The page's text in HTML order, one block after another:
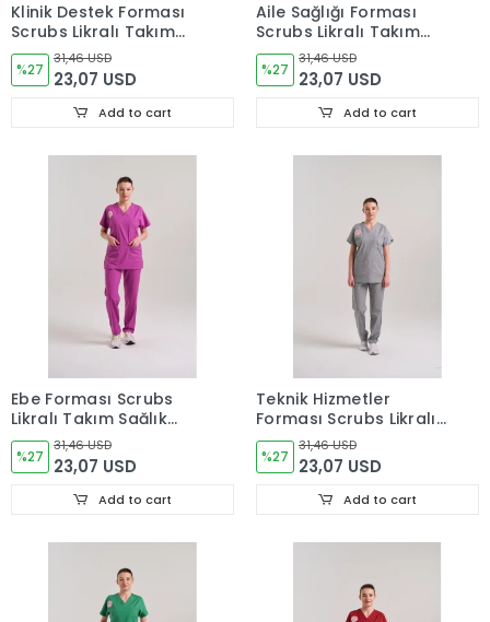
Klinik Destek Forması
Scrubs Likralı Takım
Sağlık Bakanlığı
Uyumlu-Orange Ochre
%27
31,46 USD
23,07 USD
Add to cart
Aile Sağlığı Forması
Scrubs Likralı Takım
Sağlık Bakanlığı
Uyumlu-Bermuda
%27
31,46 USD
23,07 USD
Add to cart
Ebe Forması Scrubs
Likralı Takım Sağlık
Bakanlığı Uyumlu-
Byzantium
%27
31,46 USD
23,07 USD
Add to cart
Teknik Hizmetler
Forması Scrubs Likralı
Takım Sağlık Bakanlığı
Uyumlu-Neutral Gray
%27
31,46 USD
23,07 USD
Add to cart